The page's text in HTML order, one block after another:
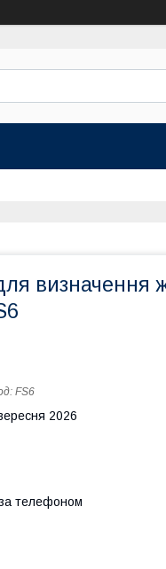
визначення
FS6
2026
телефоном